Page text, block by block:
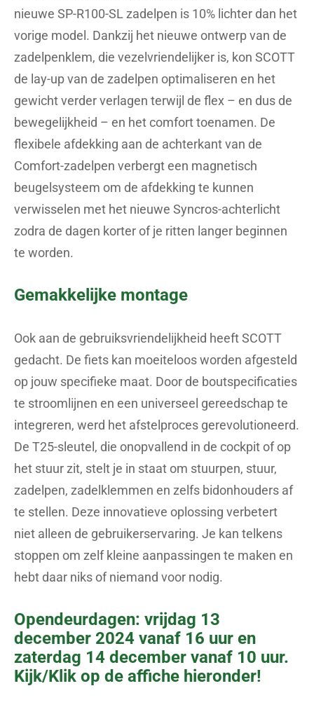
nieuwe SP-R100-SL zadelpen is 10% lichter dan het
vorige model. Dankzij het nieuwe ontwerp van de
zadelpenklem, die vezelvriendelijker is, kon SCOTT
de lay-up van de zadelpen optimaliseren en het
gewicht verder verlagen terwijl de flex – en dus de
bewegelijkheid – en het comfort toenamen. De
flexibele afdekking aan de achterkant van de
Comfort-zadelpen verbergt een magnetisch
beugelsysteem om de afdekking te kunnen
verwisselen met het nieuwe Syncros-achterlicht
zodra de dagen korter of je ritten langer beginnen
te worden.
Gemakkelijke montage
Ook aan de gebruiksvriendelijkheid heeft SCOTT
gedacht. De fiets kan moeiteloos worden afgesteld
op jouw specifieke maat. Door de boutspecificaties
te stroomlijnen en een universeel gereedschap te
integreren, werd het afstelproces gerevolutioneerd.
De T25-sleutel, die onopvallend in de cockpit of op
het stuur zit, stelt je in staat om stuurpen, stuur,
zadelpen, zadelklemmen en zelfs bidonhouders af
te stellen. Deze innovatieve oplossing verbetert
niet alleen de gebruikerservaring. Je kan telkens
stoppen om zelf kleine aanpassingen te maken en
hebt daar niks of niemand voor nodig.
Opendeurdagen: vrijdag 13
december 2024 vanaf 16 uur en
zaterdag 14 december vanaf 10 uur.
Kijk/Klik op de affiche hieronder!